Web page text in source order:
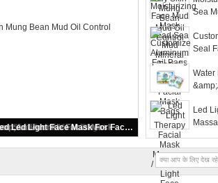
Bean Mud Oil Control
Sea
Seal
Water
Led